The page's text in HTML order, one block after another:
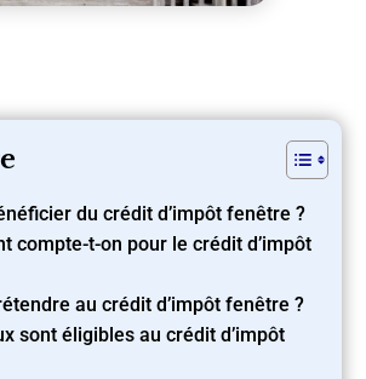
du crédit d’impôt fenêtre ?
compte-t-on pour le crédit d’impôt
au crédit d’impôt fenêtre ?
sont éligibles au crédit d’impôt